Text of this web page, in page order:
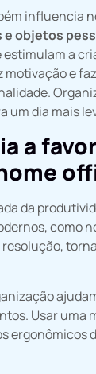
influencia
e objetos
estimulam a
motivação e
um dia mais
a
da
como
Usar uma
ergonômicos